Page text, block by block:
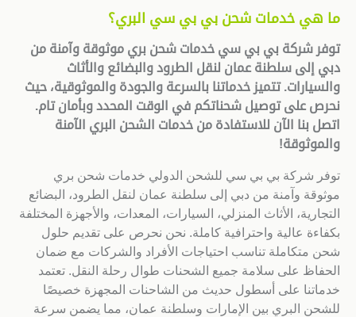
ما هي خدمات شحن بي بي سي البري؟
توفر شركة بي بي سي خدمات شحن بري موثوقة وآمنة من
دبي إلى سلطنة عمان لنقل الطرود والبضائع والأثاث
والسيارات. تتميز خدماتنا بالسرعة والجودة والموثوقية، حيث
نحرص على توصيل شحناتكم في الوقت المحدد وبأمان تام.
اتصل بنا الآن للاستفادة من خدمات الشحن البري الآمنة
والموثوقة!
توفر شركة بي بي سي للشحن الدولي خدمات شحن بري
موثوقة وآمنة من دبي إلى سلطنة عمان لنقل الطرود، البضائع
التجارية، الأثاث المنزلي، السيارات، المعدات، والأجهزة المختلفة
بكفاءة عالية واحترافية كاملة. نحن نحرص على تقديم حلول
شحن متكاملة تناسب احتياجات الأفراد والشركات مع ضمان
الحفاظ على سلامة جميع الشحنات طوال رحلة النقل. تعتمد
خدماتنا على أسطول حديث من الشاحنات المجهزة خصيصًا
للشحن البري بين الإمارات وسلطنة عمان، مما يضمن سرعة